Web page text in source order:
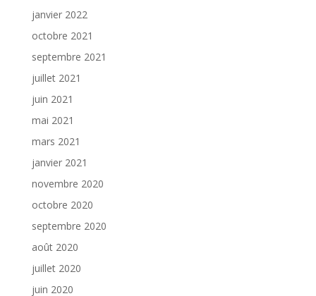
janvier 2022
octobre 2021
septembre 2021
juillet 2021
juin 2021
mai 2021
mars 2021
janvier 2021
novembre 2020
octobre 2020
septembre 2020
août 2020
juillet 2020
juin 2020